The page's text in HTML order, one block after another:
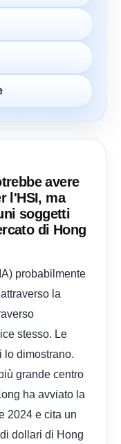
avere
l'HSI, ma
soggetti
di Hong
probabilmente
la
stesso. Le
lo dimostrano.
grande centro
ha avviato la
2024 e cita un
dollari di Hong